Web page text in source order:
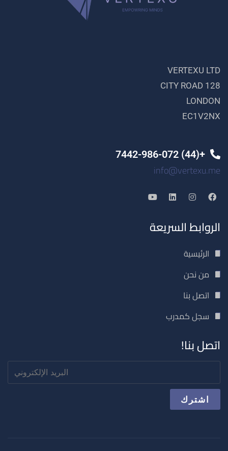
VERTEXU LTD
128 CITY ROAD
LONDON
EC1V2NX
+(44) 7442-986-072
info@vertexu.me
الروابط السريعة
الرئيسية
من نحن
اتصل بنا
سجل كمدرب
اتصل بنا!